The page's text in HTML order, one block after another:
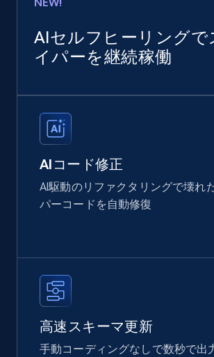
AIセルフヒーリングで
イパーを継続稼働
AIコード修正
AI駆動のリファクタリングで壊れ
パーコードを自動修復
高速スキーマ更新
手動コーディングなしで数秒で出